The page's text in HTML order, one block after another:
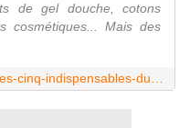
de gel douche, cotons
cosmétiques... Mais des